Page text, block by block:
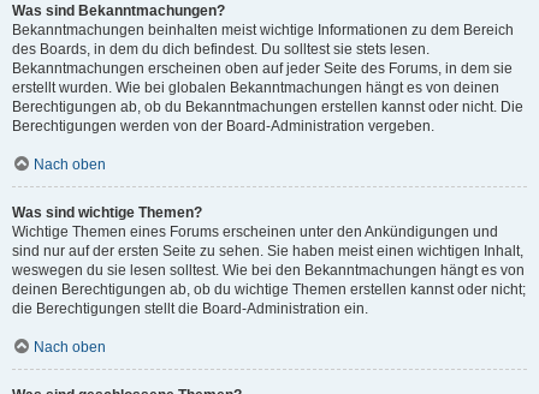
Was sind Bekanntmachungen?
Bekanntmachungen beinhalten meist wichtige Informationen zu dem Bereich
des Boards, in dem du dich befindest. Du solltest sie stets lesen.
Bekanntmachungen erscheinen oben auf jeder Seite des Forums, in dem sie
erstellt wurden. Wie bei globalen Bekanntmachungen hängt es von deinen
Berechtigungen ab, ob du Bekanntmachungen erstellen kannst oder nicht. Die
Berechtigungen werden von der Board-Administration vergeben.
Nach oben
Was sind wichtige Themen?
Wichtige Themen eines Forums erscheinen unter den Ankündigungen und
sind nur auf der ersten Seite zu sehen. Sie haben meist einen wichtigen Inhalt,
weswegen du sie lesen solltest. Wie bei den Bekanntmachungen hängt es von
deinen Berechtigungen ab, ob du wichtige Themen erstellen kannst oder nicht;
die Berechtigungen stellt die Board-Administration ein.
Nach oben